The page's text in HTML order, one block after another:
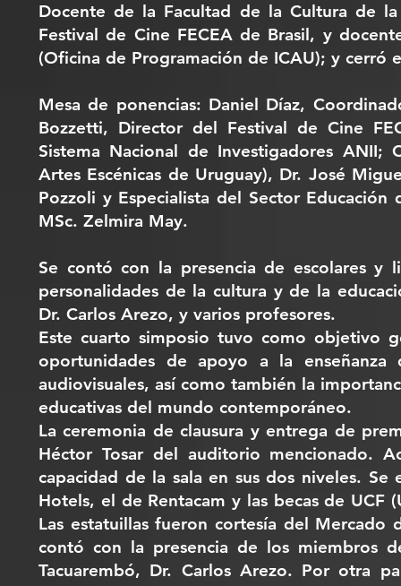
Docente de la Facultad de la Cultura de
Festival de Cine FECEA de Brasil, y
(Oficina de Programación de ICAU); y cerró
Mesa de ponencias: Daniel Díaz,
Bozzetti, Director del Festival de Cine
Sistema Nacional de Investigadores
Artes Escénicas de Uruguay), Dr. José
Pozzoli y Especialista del Sector
MSc. Zelmira May.
Se contó con la presencia de escolares y
personalidades de la cultura y de la
Dr. Carlos Arezo, y varios profesores.
Este cuarto simposio tuvo como objetivo
oportunidades de apoyo a la
audiovisuales, así como también la
educativas del mundo contemporáneo.
La ceremonia de clausura y entrega de
Héctor Tosar del auditorio mencionado.
capacidad de la sala en sus dos niveles.
Hotels, el de Rentacam y las becas de UCF
Las estatuillas fueron cortesía del Mercado
contó con la presencia de los miembros
Tacuarembó, Dr. Carlos Arezo. Por otra